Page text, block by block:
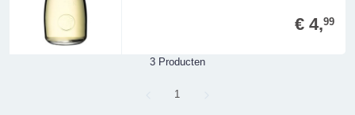
€ 4,99
3 Producten
Page
1